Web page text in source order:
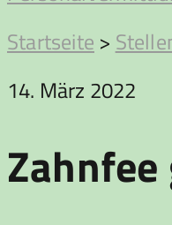
Zahn
um
Zahn
Startseite >
14. März 2022